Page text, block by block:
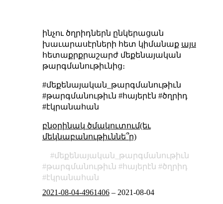
ինչու ծղրիդներն ընկերացան
խաւարասէրների հետ կիմանաք այս
հետաքրքրաշարժ մեքենայական
թարգմանութիւնից։
#մեքենայական_թարգմանութիւն
#թարգմանութիւն #հայերէն #ծղրիդ
#էկրանահան
բնօրինակ ծմակուտում(եւ
մեկնաբանութիւննե՞ր)
մեքենայական_թարգմանութիւն
թարգմանութիւն
հայերէն
ծղրիդ
էկրանահան
2021-08-04-4961406– 2021-08-04